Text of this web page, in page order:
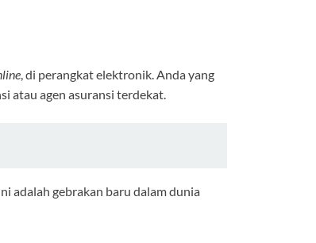
, di perangkat elektronik. Anda yang
atau agen asuransi terdekat.
adalah gebrakan baru dalam dunia